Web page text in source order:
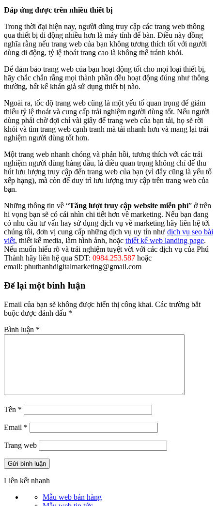
Đáp ứng được trên nhiều thiết bị
Trong thời đại hiện nay, người dùng truy cập các trang web thông
qua thiết bị di động nhiều hơn là máy tính để bàn. Điều này đồng
nghĩa rằng nếu trang web của bạn không tương thích tốt với người
dùng di động, tỷ lệ thoát trang cao là không thể tránh khỏi.
Để đảm bảo trang web của bạn hoạt động tốt cho mọi loại thiết bị,
hãy chắc chắn rằng mọi thành phần đều hoạt động đúng như thông
thường, bất kể khán giả sử dụng thiết bị nào.
Ngoài ra, tốc độ trang web cũng là một yếu tố quan trọng để giảm
thiểu tỷ lệ thoát và cung cấp trải nghiệm người dùng tốt. Nếu người
dùng phải chờ đợi chỉ vài giây để trang web của bạn tải, họ sẽ rời
khỏi và tìm trang web cạnh tranh mà tải nhanh hơn và mang lại trải
nghiệm người dùng tốt hơn.
Một trang web nhanh chóng và phản hồi, tương thích với các trải
nghiệm người dùng hàng đầu, là điều quan trọng không chỉ để thu
hút lưu lượng truy cập đến trang web của bạn (vì đây cũng là yếu tố
xếp hạng), mà còn để duy trì lưu lượng truy cập trên trang web của
bạn.
Những thông tin về “Tăng lượt truy cập website miễn phí” ở trên
hi vọng bạn sẽ có cái nhìn chi tiết hơn về marketing. Nếu bạn đang
có nhu cầu tư vấn hay sử dụng dịch vụ về marketing hãy liên hệ tới
chúng tôi, đơn vị cung cấp những dịch vụ uy tín như dịch vụ seo bài
viết, thiết kế media, làm hình ảnh, hoặc thiết kế web landing page.
Nếu muốn hiểu rõ và trải nghiệm tuyệt vời với các dịch vụ của Phú
Thành hãy liên hệ qua SDT: 0984.253.587 hoặc
email: phuthanhdigitalmarketing@gmail.com
Để lại một bình luận
Email của bạn sẽ không được hiển thị công khai. Các trường bắt
buộc được đánh dấu *
Bình luận *
Tên *
Email *
Trang web
Liên kết nhanh
Mẫu web bán hàng